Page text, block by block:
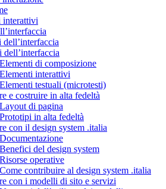
interattivi
dell’interfaccia
di composizione
interattivi
testuali (microtesti)
e costruire in alta fedeltà
di pagina
in alta fedeltà
con il design system .italia
del design system
operative
contribuire al design system .italia
con i modelli di sito e servizi